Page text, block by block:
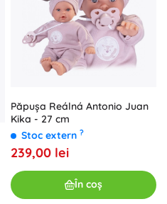
Păpușa Reálná Antonio Juan
Kika - 27 cm
Stoc extern ?
239,00 lei
În coș